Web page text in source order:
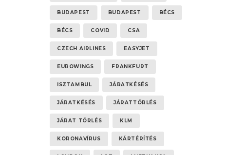
BUDAPEST BUDAPEST BÉCS
BÉCS COVID CSA
CZECH AIRLINES EASYJET
EUROWINGS FRANKFURT
ISZTAMBUL JÁRATKÉSÉS
JÁRATKÉSÉS JÁRATTÖRLÉS
JÁRAT TÖRLÉS KLM
KORONAVÍRUS KÁRTÉRÍTÉS